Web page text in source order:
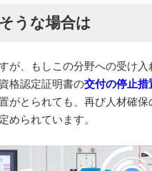
うな場合は
が、もしこの分野への受け入
格認定証明書の交付の停止措
がとられても、再び人材確
められています。